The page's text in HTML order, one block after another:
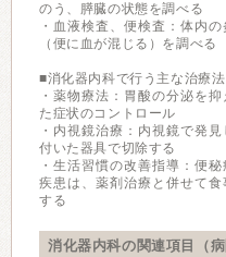
のう、膵臓の状態を調べる
・血液検査、便検査：体内
（便に血が混じる）を調べる
■消化器内科で行う主な治療法
・薬物療法：胃酸の分泌を
た症状のコントロール
・内視鏡治療：内視鏡で発
付いた器具で切除する
・生活習慣の改善指導：便
疾患は、薬剤治療と併せて
する
消化器内科の関連項目（病